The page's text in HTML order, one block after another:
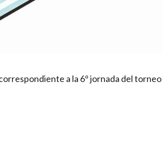
a la 6º jornada del torneo